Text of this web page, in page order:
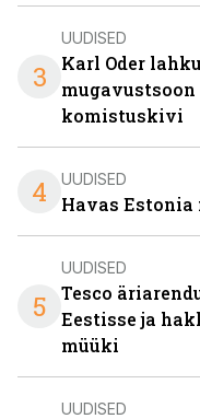
3
UUDISED
Karl Oder
komistuskivi
4 UUDISED
Havas Estonia
5
UUDISED
Tesco
Eestisse ja
müüki
UUDISED